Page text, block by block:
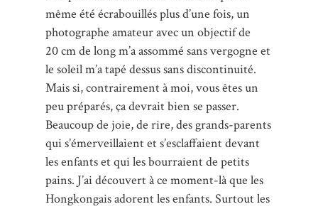
même été écrabouillés plus d’une fois, un
photographe amateur avec un objectif de
20 cm de long m’a assommé sans vergogne et
le soleil m’a tapé dessus sans discontinuité.
Mais si, contrairement à moi, vous êtes un
peu préparés, ça devrait bien se passer.
Beaucoup de joie, de rire, des grands-parents
qui s’émerveillaient et s’esclaffaient devant
les enfants et qui les bourraient de petits
pains. J’ai découvert à ce moment-là que les
Hongkongais adorent les enfants. Surtout les